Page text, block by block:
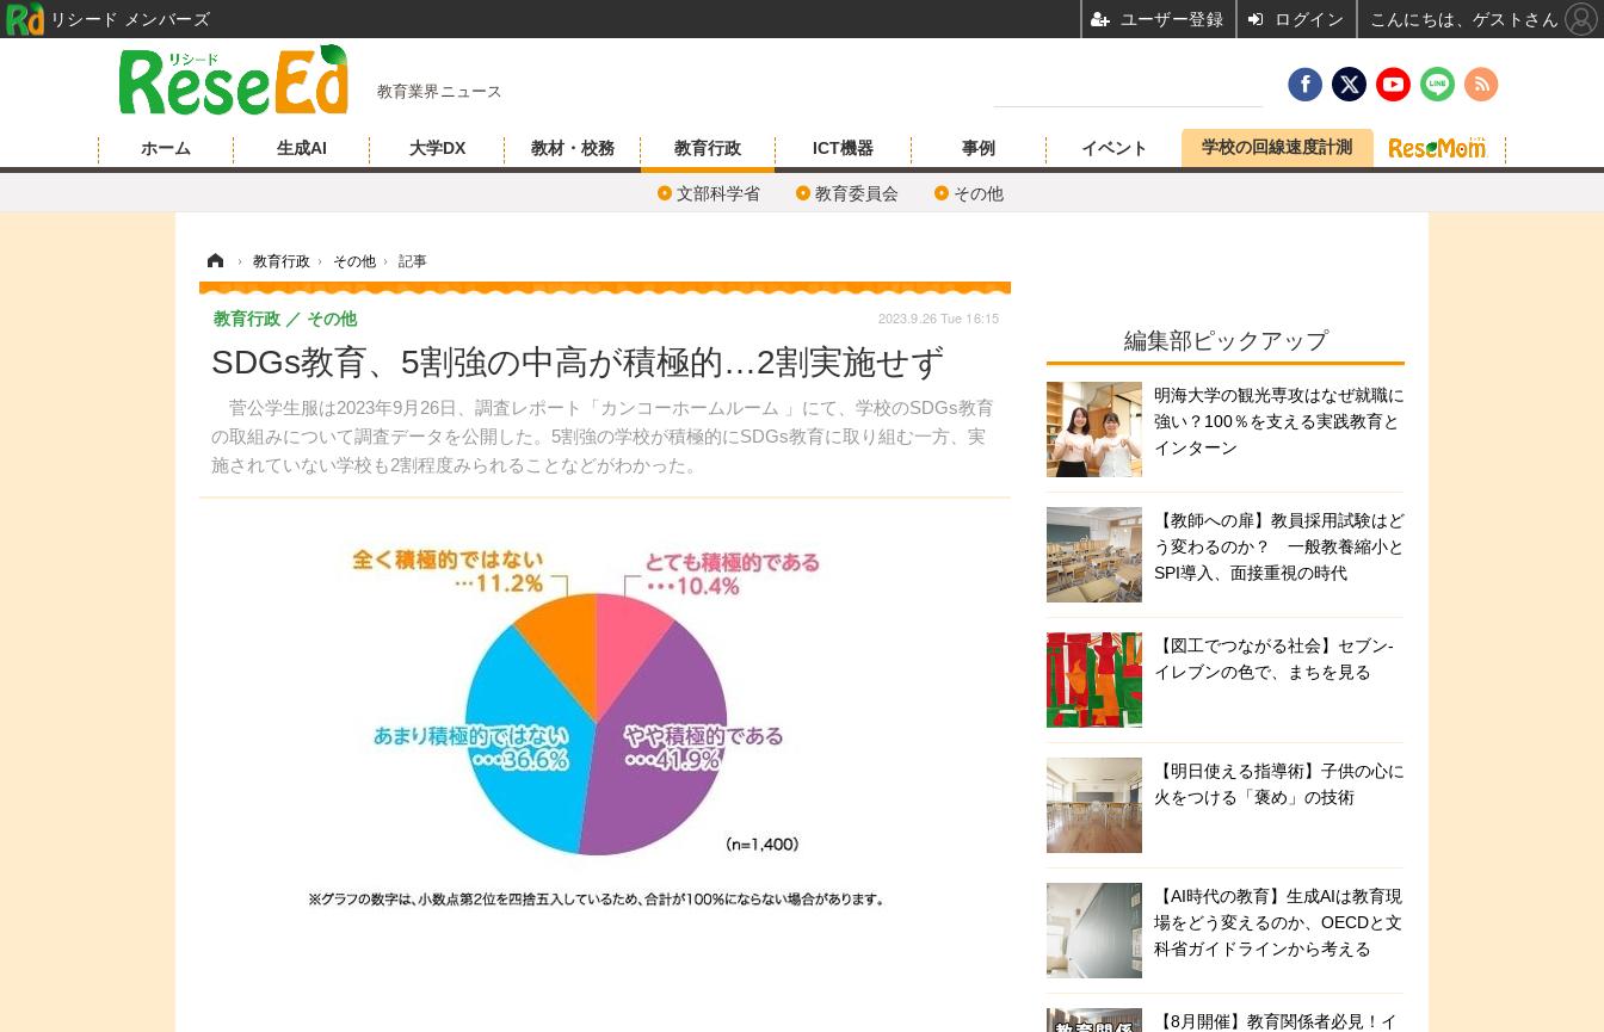
教育業界ニュース
ホーム 生成AI 大学DX 教材・校務 教育行政
文部科学省 教育委員会 その他
ICT機器 事例 イベント 学校の回線速度計測
› 教育行政 › その他 › 記事
SDGs教育、5割強の中高が積極的…2割実施せず
菅公学生服は2023年9月26日、調査レポート「カンコーホームルーム 」にて、学校のSDGs教育
の取組みについて調査データを公開した。5割強の学校が積極的にSDGs教育に取り組む一方、実
施されていない学校も2割程度みられることなどがわかった。
教育行政 その他 2023.9.26 Tue 16:15
編集部ピックアップ
明海大学の観光専攻はなぜ就職に
強い？100％を支える実践教育と
インターン
【教師への扉】教員採用試験はど
う変わるのか？ 一般教養縮小と
SPI導入、面接重視の時代
【図工でつながる社会】セブン‐
イレブンの色で、まちを見る
【明日使える指導術】子供の心に
火をつける「褒め」の技術
【AI時代の教育】生成AIは教育現
場をどう変えるのか、OECDと文
科省ガイドラインから考える
【8月開催】教育関係者必見！イ
リシード メンバーズ ユーザー登録 ログイン こんにちは、ゲストさん